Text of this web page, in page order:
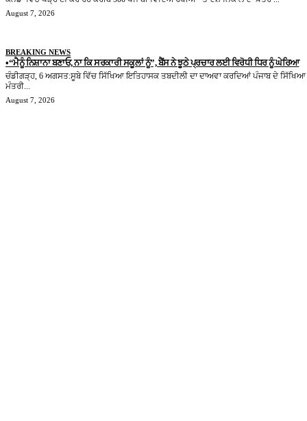
August 7, 2026
BREAKING NEWS
•“ਮੈਨੂੰ ਨਿਸ਼ਾਨਾ ਬਣਾਓ, ਨਾ ਕਿ ਸਰਕਾਰੀ ਸਕੂਲਾਂ ਨੂੰ”, ਬੈਂਸ ਨੇ ਝੂਠੇ ਪ੍ਰਚਾਰ ਲਈ ਵਿਰੋਧੀ ਧਿਰ ਨੂੰ ਘੇਰਿਆ
ਚੰਡੀਗੜ੍ਹ, 6 ਅਗਸਤ:ਸੂਬੇ ਵਿੱਚ ਸਿੱਖਿਆ ਇਤਿਹਾਸਕ ਤਬਦੀਲੀ ਦਾ ਦਾਅਵਾ ਕਰਦਿਆਂ ਪੰਜਾਬ ਦੇ ਸਿੱਖਿਆ
ਮੰਤਰੀ...
August 7, 2026